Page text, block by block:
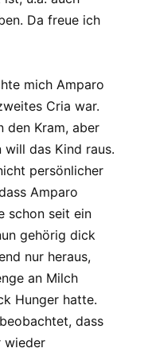
Da freue ich
mich Amparo
Cria war.
den Kram, aber
will das Kind raus.
persönlicher
Amparo
schon seit ein
gehörig dick
nur heraus,
an Milch
Hunger hatte.
dass
wieder